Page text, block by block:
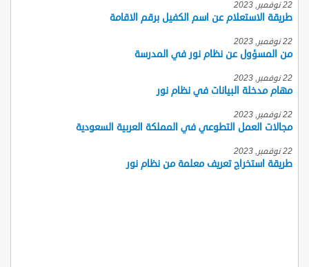
22 نوفمبر, 2023
طريقة الاستعلام عن اسم الكفيل برقم الاقامة
22 نوفمبر, 2023
من المسؤول عن نظام نور في المدرسة
22 نوفمبر, 2023
مهام مدخلة البيانات في نظام نور
22 نوفمبر, 2023
مجالات العمل التطوعي في المملكة العربية السعودية
22 نوفمبر, 2023
طريقة استخراج تعريف معلمة من نظام نور